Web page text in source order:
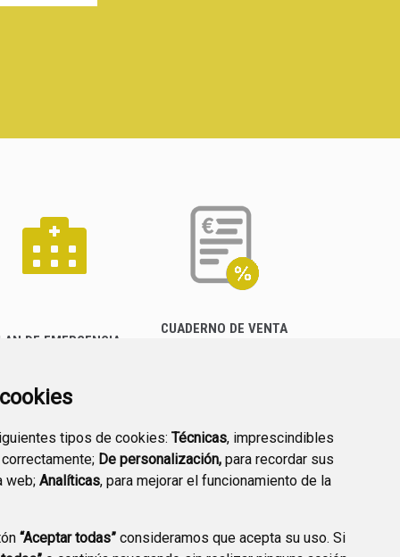
tipos de cookies: Técnicas, imprescindibles
De personalización, para recordar sus
web; Analíticas, para mejorar el funcionamiento de la
“Aceptar todas” consideramos que acepta su uso. Si
DE EMERGENCIA
CUADERNO DE VENTA
PREGUNTAS
FRECUENTES
PLAN DE ACCIÓN LOCAL